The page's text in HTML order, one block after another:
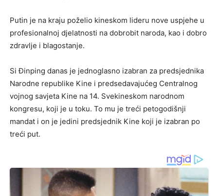
Putin je na kraju poželio kineskom lideru nove uspjehe u
profesionalnoj djelatnosti na dobrobit naroda, kao i dobro
zdravlje i blagostanje.
Si Đinping danas je jednoglasno izabran za predsjednika
Narodne republike Kine i predsedavajućeg Centralnog
vojnog savjeta Kine na 14. Svekineskom narodnom
kongresu, koji je u toku. To mu je treći petogodišnji
mandat i on je jedini predsjednik Kine koji je izabran po
treći put.